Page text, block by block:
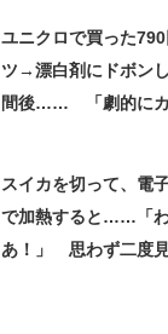
ユニクロで買った
ツ→漂白剤にドボン
間後…… 「劇的にカ
スイカを切って、電
で加熱すると……「
あ！」 思わず二度